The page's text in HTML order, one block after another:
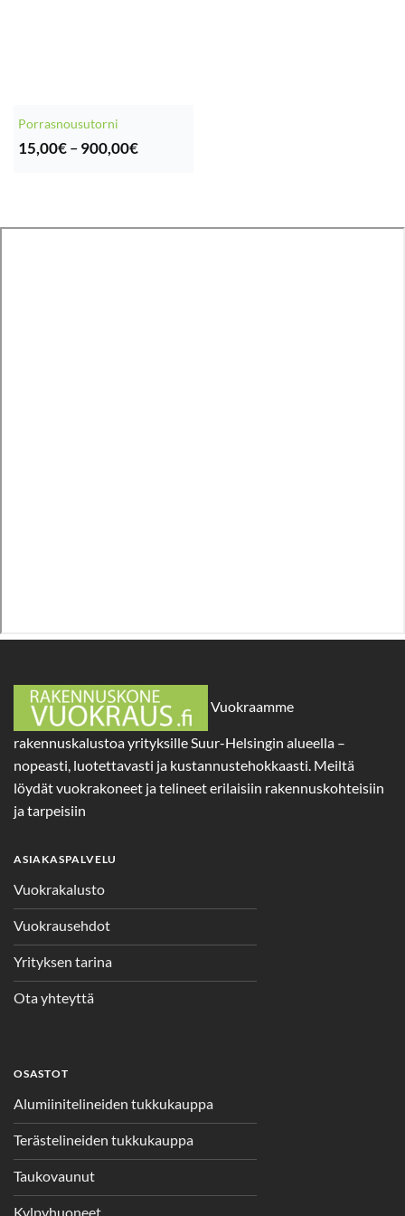
Porrasnousutorni
15,00€ – 900,00€Hintaluokka:
Vuokraamme
rakennuskalustoa yrityksille Suur-Helsingin alueella –
nopeasti, luotettavasti ja kustannustehokkaasti. Meiltä
löydät vuokrakoneet ja telineet erilaisiin rakennuskohteisiin
ja tarpeisiin
ASIAKASPALVELU
Vuokrakalusto
Vuokrausehdot
Yrityksen tarina
Ota yhteyttä
OSASTOT
Alumiinitelineiden tukkukauppa
Terästelineiden tukkukauppa
Taukovaunut
Kylpyhuoneet